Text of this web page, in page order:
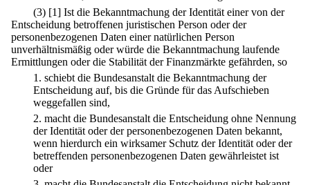
(3) [1] Ist die Bekanntmachung der Identität einer von der
Entscheidung betroffenen juristischen Person oder der
personenbezogenen Daten einer natürlichen Person
unverhältnismäßig oder würde die Bekanntmachung laufende
Ermittlungen oder die Stabilität der Finanzmärkte gefährden, so
1. schiebt die Bundesanstalt die Bekanntmachung der
Entscheidung auf, bis die Gründe für das Aufschieben
weggefallen sind,
2. macht die Bundesanstalt die Entscheidung ohne Nennung
der Identität oder der personenbezogenen Daten bekannt,
wenn hierdurch ein wirksamer Schutz der Identität oder der
betreffenden personenbezogenen Daten gewährleistet ist
oder